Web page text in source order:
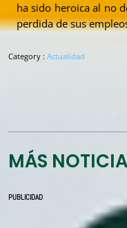
ha sido heroica al no
perdida de sus
Category : Actualidad
MÁS
PUBLICIDAD